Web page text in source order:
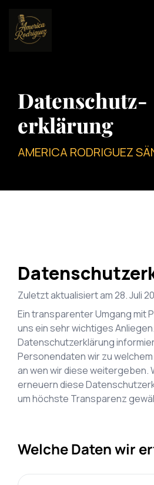
Datenschutz-
erklärung
AMERICA RODRIGUEZ
Zuletzt aktualisiert am28. Juli
Ein transparenter Umgang mit
uns ein sehr wichtiges
Datenschutzerklärung
Personendaten wir zu
an wen wir diese weitergeben.
erneuern diese
um höchste Transparenz
Welche Daten wir